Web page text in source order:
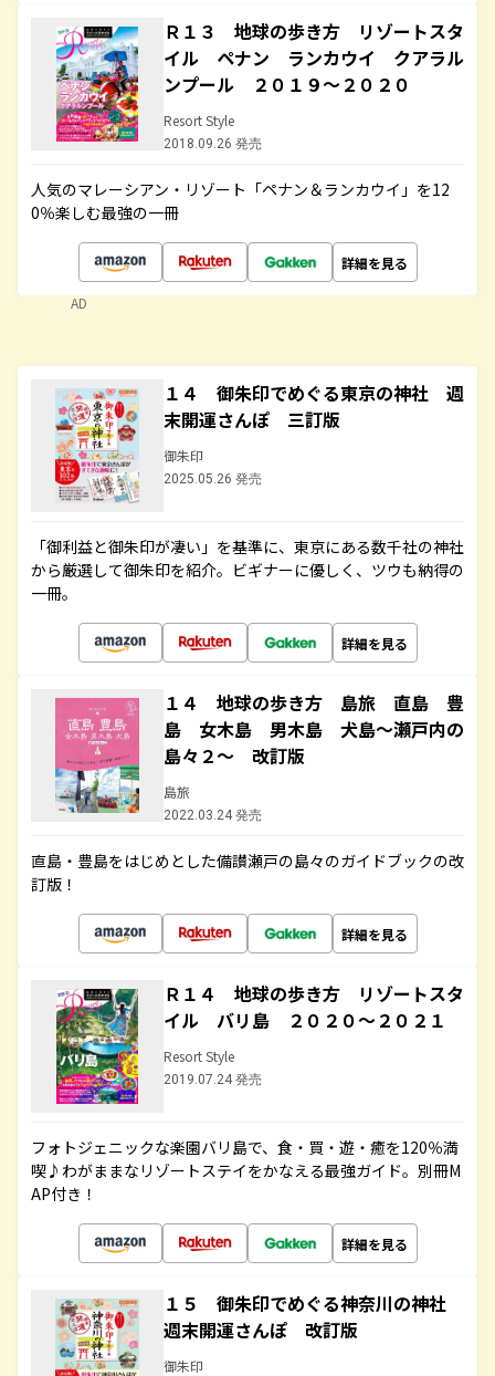
Ｒ１３ 地球の歩き方 リゾートスタ
イル ペナン ランカウイ クアラル
ンプール ２０１９～２０２０
Resort Style
2018.09.26 発売
人気のマレーシアン・リゾート「ペナン＆ランカウイ」を12
0％楽しむ最強の一冊
詳細を見る
AD
１４ 御朱印でめぐる東京の神社 週
末開運さんぽ 三訂版
御朱印
2025.05.26 発売
「御利益と御朱印が凄い」を基準に、東京にある数千社の神社
から厳選して御朱印を紹介。ビギナーに優しく、ツウも納得の
一冊。
詳細を見る
１４ 地球の歩き方 島旅 直島 豊
島 女木島 男木島 犬島～瀬戸内の
島々２～ 改訂版
島旅
2022.03.24 発売
直島・豊島をはじめとした備讃瀬戸の島々のガイドブックの改
訂版！
詳細を見る
Ｒ１４ 地球の歩き方 リゾートスタ
イル バリ島 ２０２０～２０２１
Resort Style
2019.07.24 発売
フォトジェニックな楽園バリ島で、食・買・遊・癒を120％満
喫♪わがままなリゾートステイをかなえる最強ガイド。別冊M
AP付き！
詳細を見る
１５ 御朱印でめぐる神奈川の神社
週末開運さんぽ 改訂版
御朱印